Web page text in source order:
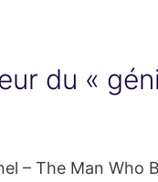
du «
– The Man Who